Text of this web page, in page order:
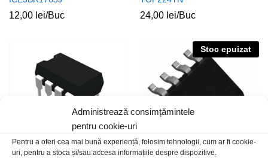
Administrează consimțămintele
pentru cookie-uri
Pentru a oferi cea mai bună experiență, folosim tehnologii, cum ar fi cookie-
uri, pentru a stoca și/sau accesa informațiile despre dispozitive.
12,00 lei/Buc 24,00 lei/Buc
Stoc epuizat